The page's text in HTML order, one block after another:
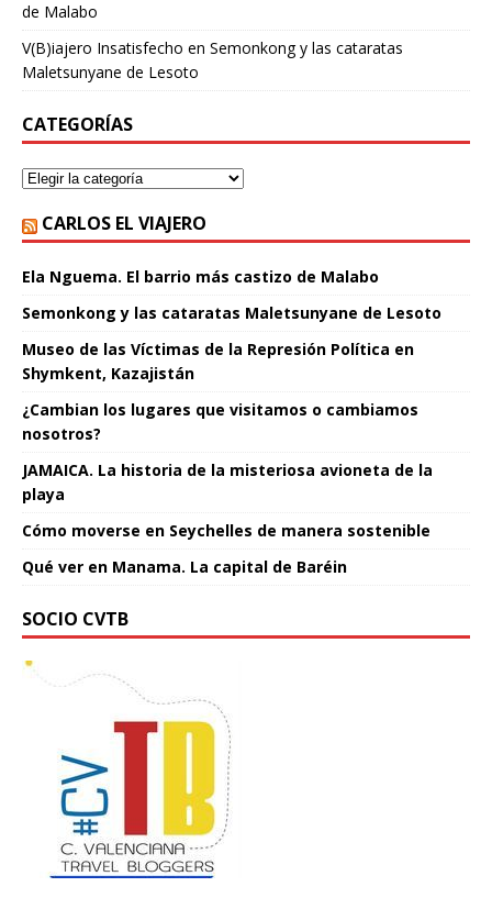
de Malabo
V(B)iajero Insatisfecho en Semonkong y las cataratas
Maletsunyane de Lesoto
CATEGORÍAS
CARLOS EL VIAJERO
Ela Nguema. El barrio más castizo de Malabo
Semonkong y las cataratas Maletsunyane de Lesoto
Museo de las Víctimas de la Represión Política en
Shymkent, Kazajistán
¿Cambian los lugares que visitamos o cambiamos
nosotros?
JAMAICA. La historia de la misteriosa avioneta de la
playa
Cómo moverse en Seychelles de manera sostenible
Qué ver en Manama. La capital de Baréin
SOCIO CVTB